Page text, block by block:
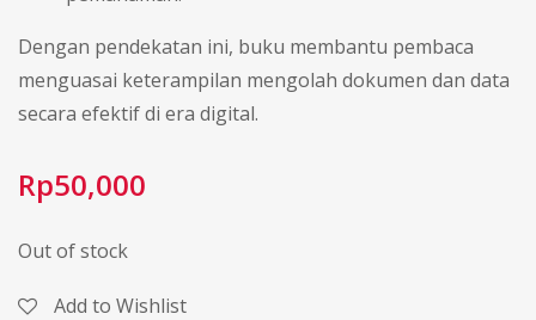
Dengan pendekatan ini, buku membantu pembaca
menguasai keterampilan mengolah dokumen dan data
secara efektif di era digital.
Rp50,000
Out of stock
Add to Wishlist